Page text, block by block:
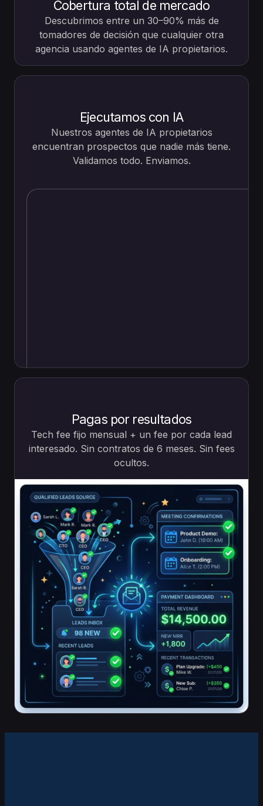
Ejecutamos con IA
Nuestros agentes de IA propietarios
encuentran prospectos que nadie más tiene.
Validamos todo. Enviamos.
Pagas por resultados
Tech fee fijo mensual + un fee por cada lead
interesado. Sin contratos de 6 meses. Sin fees
ocultos.
Cobertura total de mercado
Descubrimos entre un 30–90% más de
tomadores de decisión que cualquier otra
agencia usando agentes de IA propietarios.